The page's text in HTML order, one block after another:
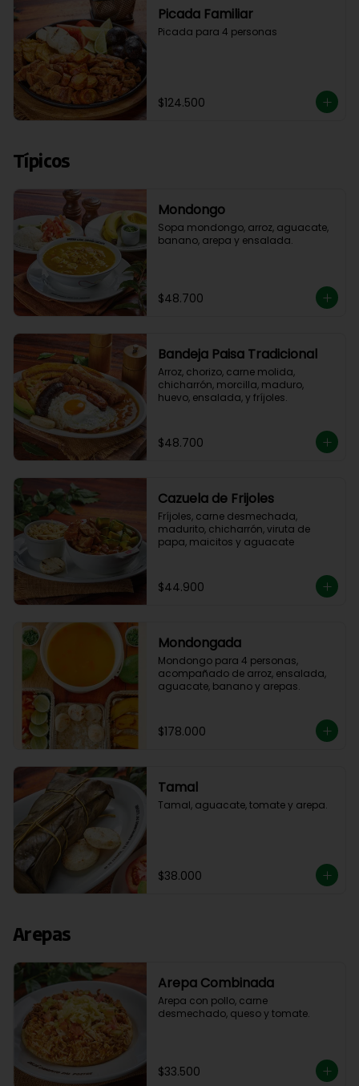
Picada Familiar
Picada para 4 personas
$124.500
Típicos
Mondongo
Sopa mondongo, arroz, aguacate,
banano, arepa y ensalada.
$48.700
Bandeja Paisa Tradicional
Arroz, chorizo, carne molida,
chicharrón, morcilla, maduro,
huevo, ensalada, y fríjoles.
$48.700
Cazuela de Frijoles
Fríjoles, carne desmechada,
madurito, chicharrón, viruta de
papa, maicitos y aguacate
$44.900
Mondongada
Mondongo para 4 personas,
acompañado de arroz, ensalada,
aguacate, banano y arepas.
$178.000
Tamal
Tamal, aguacate, tomate y arepa.
$38.000
Arepas
Arepa Combinada
Arepa con pollo, carne
desmechado, queso y tomate.
$33.500